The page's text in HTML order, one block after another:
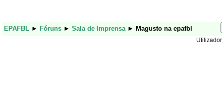
EPAFBL ► Fóruns ► Sala de Imprensa ► Magusto na epafbl